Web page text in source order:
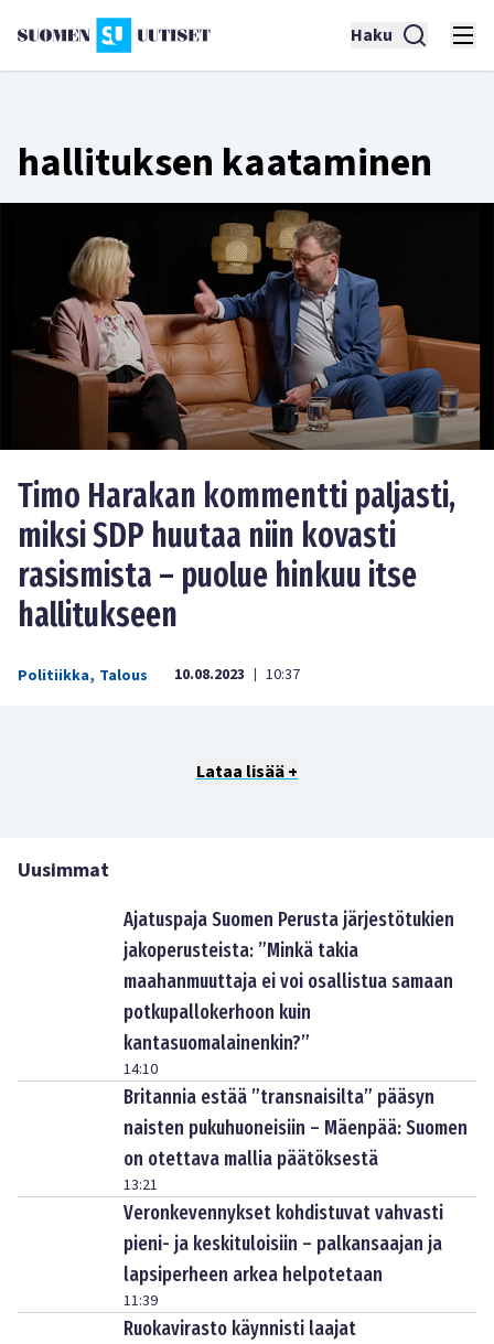
Haku
hallituksen kaataminen
Timo Harakan kommentti paljasti,
miksi SDP huutaa niin kovasti
rasismista – puolue hinkuu itse
hallitukseen
Politiikka, Talous 10.08.2023 | 10:37
Lataa lisää +
Uusimmat
Ajatuspaja Suomen Perusta järjestötukien
jakoperusteista: ”Minkä takia
maahanmuuttaja ei voi osallistua samaan
potkupallokerhoon kuin
kantasuomalainenkin?”
14:10
Britannia estää ”transnaisilta” pääsyn
naisten pukuhuoneisiin – Mäenpää: Suomen
on otettava mallia päätöksestä
13:21
Veronkevennykset kohdistuvat vahvasti
pieni- ja keskituloisiin – palkansaajan ja
lapsiperheen arkea helpotetaan
11:39
Ruokavirasto käynnisti laajat